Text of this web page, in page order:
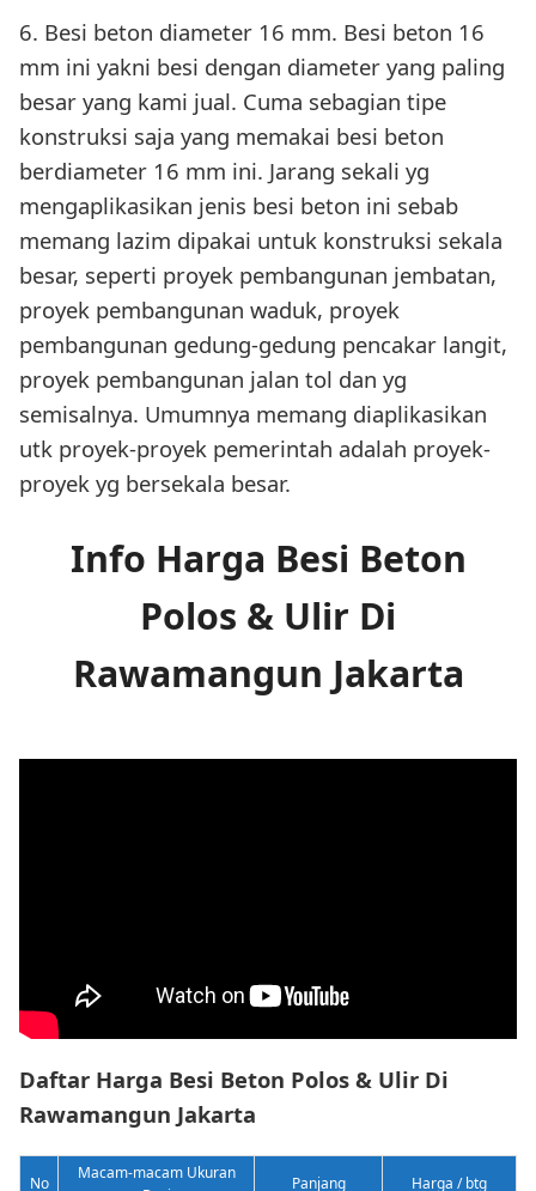
6. Besi beton diameter 16 mm. Besi beton 16
mm ini yakni besi dengan diameter yang paling
besar yang kami jual. Cuma sebagian tipe
konstruksi saja yang memakai besi beton
berdiameter 16 mm ini. Jarang sekali yg
mengaplikasikan jenis besi beton ini sebab
memang lazim dipakai untuk konstruksi sekala
besar, seperti proyek pembangunan jembatan,
proyek pembangunan waduk, proyek
pembangunan gedung-gedung pencakar langit,
proyek pembangunan jalan tol dan yg
semisalnya. Umumnya memang diaplikasikan
utk proyek-proyek pemerintah adalah proyek-
proyek yg bersekala besar.
Info Harga Besi Beton
Polos & Ulir Di
Rawamangun Jakarta
Daftar Harga Besi Beton Polos & Ulir Di
Rawamangun Jakarta
No
Macam-macam Ukuran
Panjang Harga / btg